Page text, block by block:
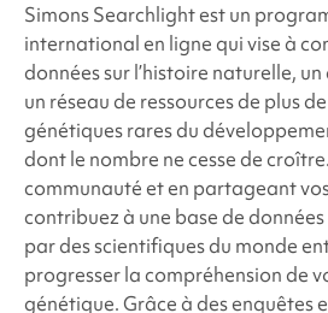
Simons Searchlight est un
international en ligne qui vise à
données sur l’histoire naturelle,
un réseau de ressources de plus
génétiques rares du
dont le nombre ne cesse de
communauté et en partageant
contribuez à une base de
par des scientifiques du monde
progresser la compréhension de
génétique. Grâce à des enquêtes